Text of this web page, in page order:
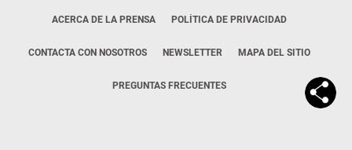
ACERCA DE LA PRENSA POLÍTICA DE PRIVACIDAD
CONTACTA CON NOSOTROS NEWSLETTER MAPA DEL SITIO
PREGUNTAS FRECUENTES